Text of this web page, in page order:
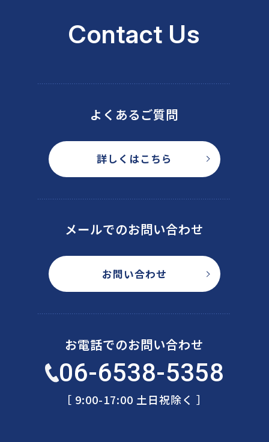
Contact Us
よくあるご質問
詳しくはこちら
メールでのお問い合わせ
お問い合わせ
お電話でのお問い合わせ
06-6538-5358
［ 9:00-17:00 土日祝除く ］